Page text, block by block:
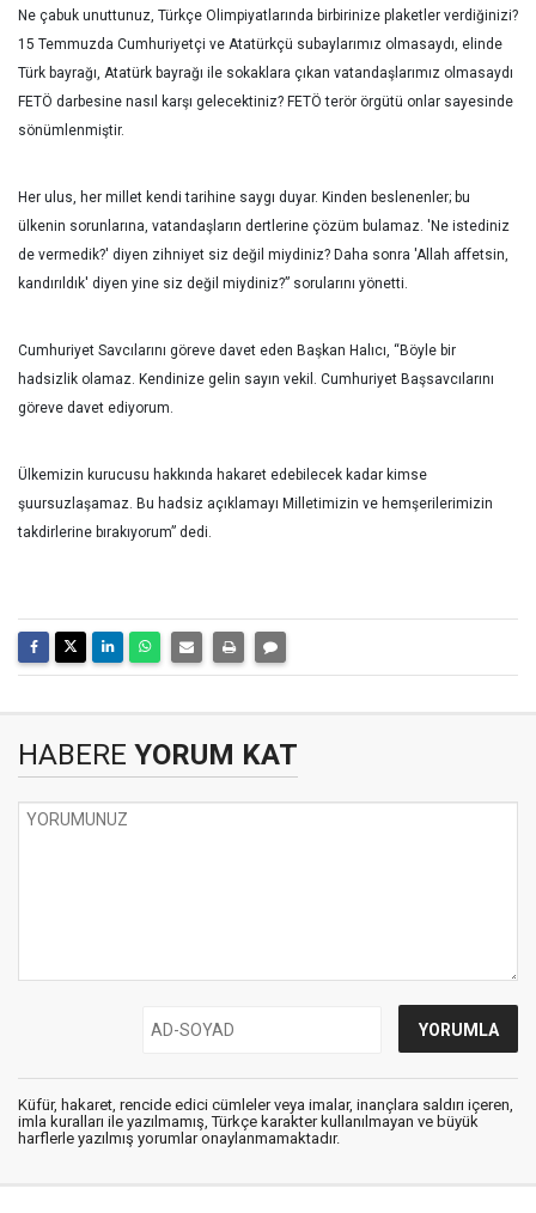
Ne çabuk unuttunuz, Türkçe Olimpiyatlarında birbirinize plaketler verdiğinizi?
15 Temmuzda Cumhuriyetçi ve Atatürkçü subaylarımız olmasaydı, elinde
Türk bayrağı, Atatürk bayrağı ile sokaklara çıkan vatandaşlarımız olmasaydı
FETÖ darbesine nasıl karşı gelecektiniz? FETÖ terör örgütü onlar sayesinde
sönümlenmiştir.
Her ulus, her millet kendi tarihine saygı duyar. Kinden beslenenler; bu
ülkenin sorunlarına, vatandaşların dertlerine çözüm bulamaz. 'Ne istediniz
de vermedik?' diyen zihniyet siz değil miydiniz? Daha sonra 'Allah affetsin,
kandırıldık' diyen yine siz değil miydiniz?” sorularını yönetti.
Cumhuriyet Savcılarını göreve davet eden Başkan Halıcı, “Böyle bir
hadsizlik olamaz. Kendinize gelin sayın vekil. Cumhuriyet Başsavcılarını
göreve davet ediyorum.
Ülkemizin kurucusu hakkında hakaret edebilecek kadar kimse
şuursuzlaşamaz. Bu hadsiz açıklamayı Milletimizin ve hemşerilerimizin
takdirlerine bırakıyorum” dedi.
HABERE YORUM KAT
Küfür, hakaret, rencide edici cümleler veya imalar, inançlara saldırı içeren,
imla kuralları ile yazılmamış, Türkçe karakter kullanılmayan ve büyük
harflerle yazılmış yorumlar onaylanmamaktadır.